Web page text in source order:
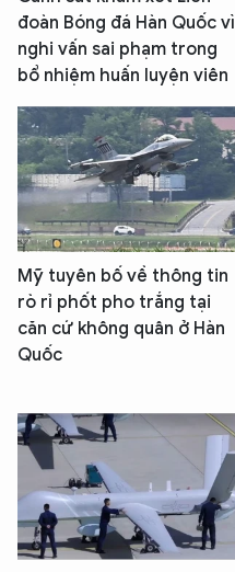
đoàn Bóng đá Hàn Quốc vì
nghi vấn sai phạm trong
bổ nhiệm huấn luyện viên
Mỹ tuyên bố về thông tin
rò rỉ phốt pho trắng tại
căn cứ không quân ở Hàn
Quốc